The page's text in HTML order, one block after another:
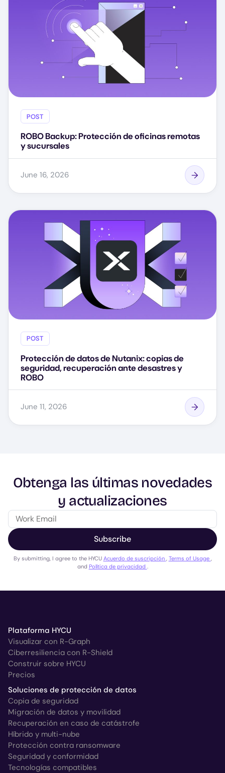
POST
ROBO Backup: Protección de oficinas remotas
y sucursales
June 16, 2026
POST
Protección de datos de Nutanix: copias de
seguridad, recuperación ante desastres y
ROBO
June 11, 2026
Obtenga las últimas novedades
y actualizaciones
Subscribe
By submitting, I agree to the HYCU Acuerdo de suscripción , Terms of Usage ,
and Política de privacidad .
Plataforma HYCU
Visualizar con R-Graph
Ciberresiliencia con R-Shield
Construir sobre HYCU
Precios
Soluciones de protección de datos
Copia de seguridad
Migración de datos y movilidad
Recuperación en caso de catástrofe
Híbrido y multi-nube
Protección contra ransomware
Seguridad y conformidad
Tecnologías compatibles